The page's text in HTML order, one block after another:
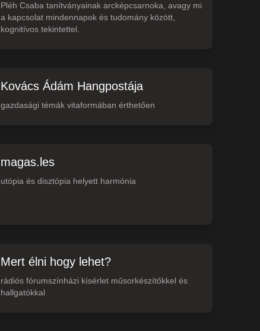
Pléh Csaba tanítványainak arcképcsarnoka, avagy mi
a kapcsolat mindennapok és tudomány között,
kognitívos tekintettel.
Kovács Ádám Hangpostája
gazdasági témák vitaformában érthetően
magas.les
utópia és disztópia helyett harmónia
Mert élni hogy lehet?
rádiós fórumszínházi kísérlet műsorkészítőkkel és
hallgatókkal